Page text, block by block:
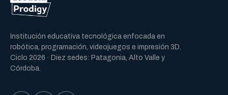
Institución educativa tecnológica enfocada en
robótica, programación, videojuegos e impresión 3D.
Ciclo 2026 · Diez sedes: Patagonia, Alto Valle y
Córdoba.